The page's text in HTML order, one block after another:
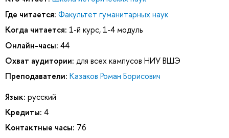
Где читается: Факультет гуманитарных наук
Когда читается: 1-й курс, 1-4 модуль
Онлайн-часы: 44
Охват аудитории: для всех кампусов НИУ ВШЭ
Преподаватели: Казаков Роман Борисович
Язык: русский
Кредиты: 4
Контактные часы: 76